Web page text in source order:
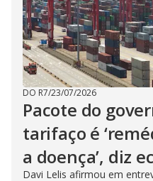
DO R7/23/07/2026
Pacote do
tarifaço é
a doença’, diz
Davi Lelis afirmou em